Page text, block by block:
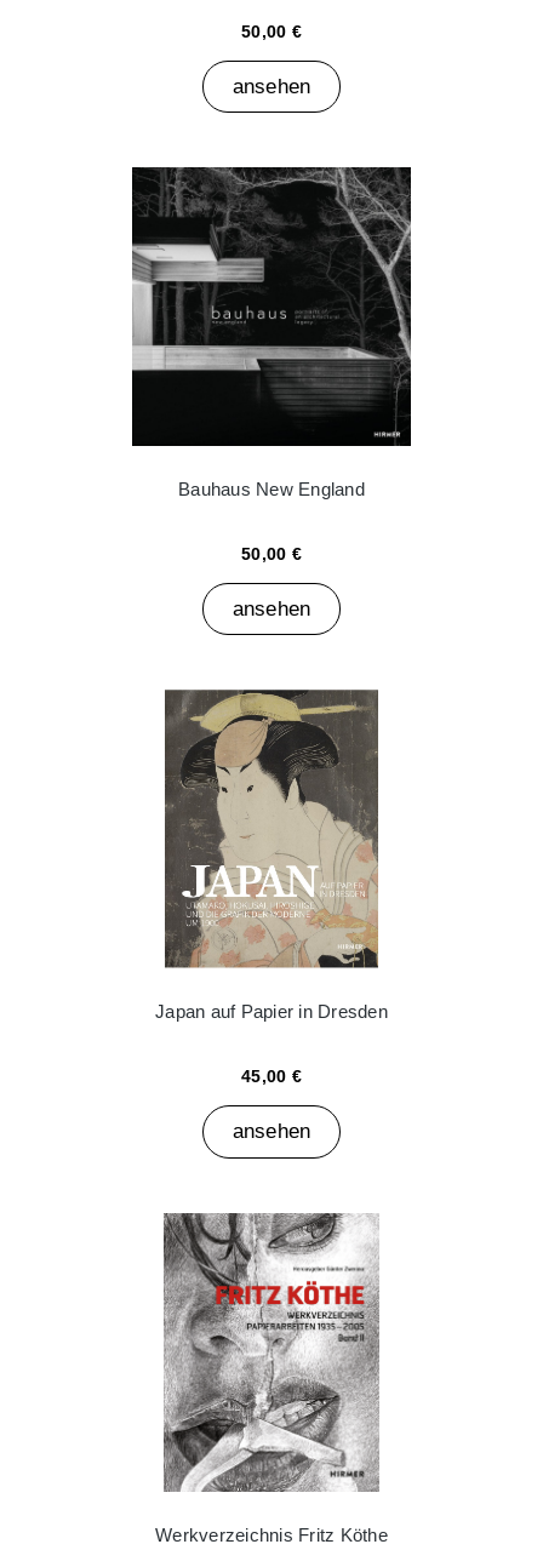
50,00 €
ansehen
Bauhaus New England
50,00 €
ansehen
Japan auf Papier in Dresden
45,00 €
ansehen
Werkverzeichnis Fritz Köthe